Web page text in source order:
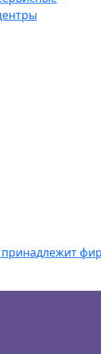
принадлежит